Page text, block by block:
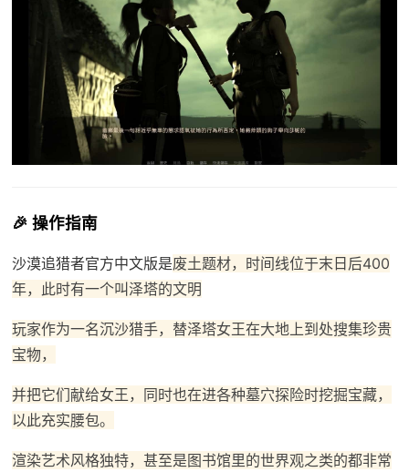
🎉 操作指南
沙漠追猎者官方中文版是废土题材，时间线位于末日后400
年，此时有一个叫泽塔的文明
玩家作为一名沉沙猎手，替泽塔女王在大地上到处搜集珍贵
宝物，
并把它们献给女王，同时也在进各种墓穴探险时挖掘宝藏，
以此充实腰包。
渲染艺术风格独特，甚至是图书馆里的世界观之类的都非常